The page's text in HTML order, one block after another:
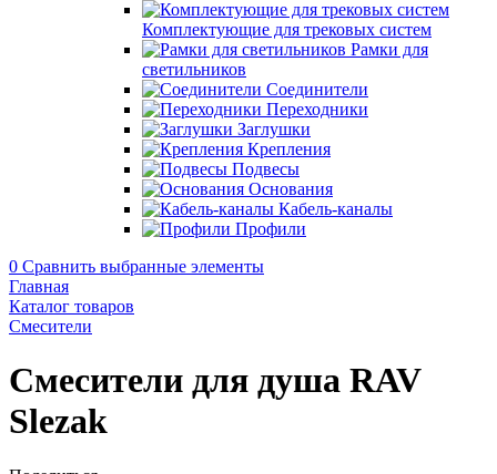
Комплектующие для трековых систем
Рамки для
светильников
Соединители
Переходники
Заглушки
Крепления
Подвесы
Основания
Кабель-каналы
Профили
0 Сравнить выбранные элементы
Главная
Каталог товаров
Смесители
Смесители для душа RAV
Slezak